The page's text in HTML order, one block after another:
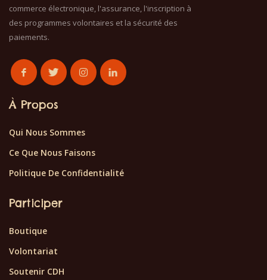
commerce électronique, l'assurance, l'inscription à
des programmes volontaires et la sécurité des
paiements.
À Propos
Qui Nous Sommes
Ce Que Nous Faisons
Politique De Confidentialité
Participer
Boutique
Volontariat
Soutenir CDH